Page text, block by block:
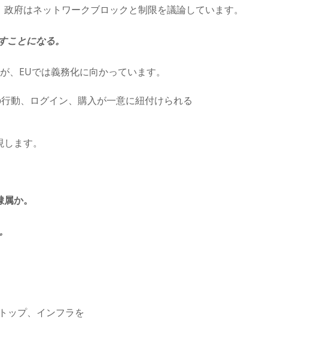
府はネットワークブロックと制限を議論しています。
とになる。
EUでは義務化に向かっています。
動、ログイン、購入が一意に紐付けられる
ます。
か。
ップ、インフラを